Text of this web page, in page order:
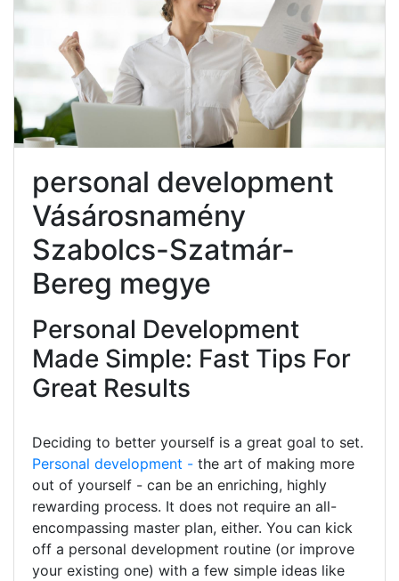
personal development
Vásárosnamény
Szabolcs-Szatmár-
Bereg megye
Personal Development
Made Simple: Fast Tips For
Great Results
Deciding to better yourself is a great goal to set.
Personal development - the art of making more
out of yourself - can be an enriching, highly
rewarding process. It does not require an all-
encompassing master plan, either. You can kick
off a personal development routine (or improve
your existing one) with a few simple ideas like